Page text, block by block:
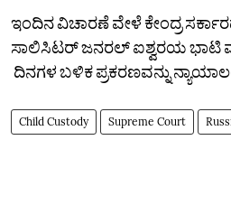
ಇಂದಿನ ವಿಚಾರಣೆ ವೇಳೆ ಕೇಂದ್ರ
ಸಾಲಿಸಿಟರ್‌ ಜನರಲ್‌ ಐಶ್ವರಯ ಭಾಟಿ
ದಿನಗಳ ಬಳಿಕ ಪ್ರಕರಣವನ್ನು
Child Custody Supreme Court